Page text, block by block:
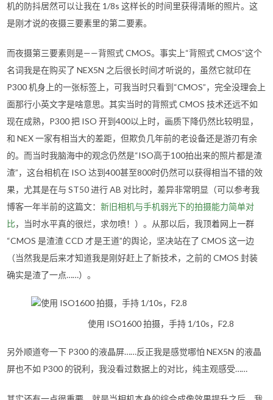
机的防抖居然可以让我在 1/8s 这样长的时间里获得清晰的照片。这
是刚才说的夜摄三要素里的第二要素。
而夜摄第三要素则是——背照式 CMOS。事实上“背照式 CMOS”这个
名词我是在购买了 NEX5N 之后很长时间才听说的，虽然它就印在
P300 机身上的一张标签上，可我当时只看到“CMOS”，完全没理会上
面那行小英文字是啥意思。其实当时的背照式 CMOS 技术还远不如
现在成熟，P300 把 ISO 开到400以上时，画质下降仍然比较明显，
和 NEX 一家有相当大的差距，但欺负几年前的老设备还是游刃有余
的。而当时我脑海中的观念仍然是“ISO高于100拍出来的照片都是渣
渣”，这台相机在 ISO 达到400甚至800时仍然可以获得相当不错的效
果，尤其是在与 ST50 进行 AB 对比时，差异非常明显（可以参考我
博客一年半前的这篇文：新旧相机与手机弱光下的拍摄能力简单对
比，当时水平真的很烂，求勿喷！）。从那以后，我顶着网上一群
“CMOS 是渣渣 CCD 才是王道”的舆论，坚决站在了 CMOS 这一边
（当然我是后来才知道我是刚好赶上了新技术，之前的 CMOS 封装
确实是渣了一点……）。
使用 ISO1600 拍摄，手持 1/10s，F2.8
另外顺道夸一下 P300 的液晶屏……反正我是感觉哪怕 NEX5N 的液晶
屏也不如 P300 的锐利，我没看过数据上的对比，纯主观感受……